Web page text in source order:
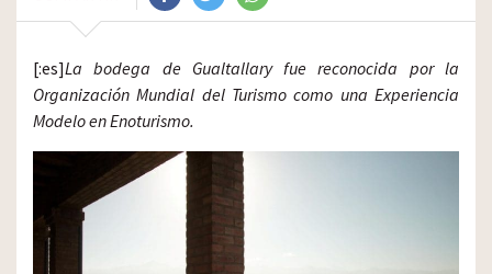
[:es]La bodega de Gualtallary fue reconocida por la
Organización Mundial del Turismo como una Experiencia
Modelo en Enoturismo.